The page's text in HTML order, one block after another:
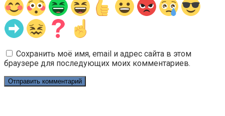
Сохранить моё имя, email и адрес сайта в этом
браузере для последующих моих комментариев.